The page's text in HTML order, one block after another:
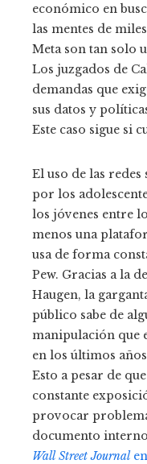
económico en
las mentes de
Meta son tan solo
Los juzgados de
demandas que
sus datos y
Este caso sigue si
El uso de las redes
por los
los jóvenes entre
menos una
usa de forma
Pew. Gracias a la
Haugen, la
público sabe de
manipulación que
en los últimos
Esto a pesar de
constante
provocar
documento
Wall Street Journal